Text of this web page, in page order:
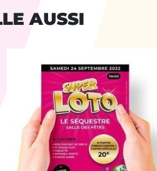
AUSSI